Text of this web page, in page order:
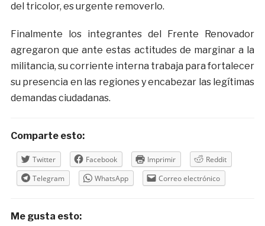
del tricolor, es urgente removerlo.
Finalmente los integrantes del Frente Renovador
agregaron que ante estas actitudes de marginar a la
militancia, su corriente interna trabaja para fortalecer
su presencia en las regiones y encabezar las legítimas
demandas ciudadanas.
Comparte esto:
Twitter Facebook Imprimir
Reddit
Telegram
WhatsApp Correo electrónico
Me gusta esto: